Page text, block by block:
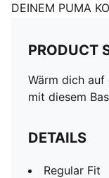
DEINEM PUMA
PRODUCT
Wärm dich
mit diesem
DETAILS
Regular Fit